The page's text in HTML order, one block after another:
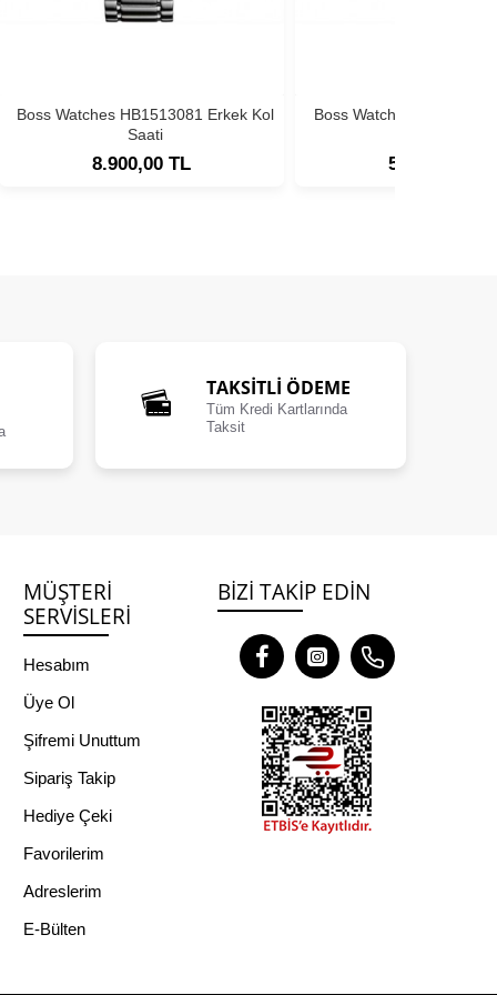
Boss Watches HB1513081 Erkek Kol
Saati
8.900,00 TL
Boss Watches
5.900,00 TL
TAKSİTLİ ÖDEME
Tüm Kredi Kartlarında
Taksit
MÜŞTERI
SERVISLERI
Hesabım
Üye Ol
Şifremi Unuttum
Sipariş Takip
Hediye Çeki
Favorilerim
Adreslerim
E-Bülten
BIZI TAKIP EDIN